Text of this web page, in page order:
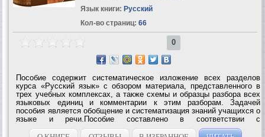
Язык книги: Русский
Кол-во страниц: 66
0
Пособие содержит систематическое изложение всех разделов
курса «Русский язык» с обзором материала, представленного в
трех учебных комплексах, а также схемы и образцы разбора всех
языковых единиц и комментарии к этим разборам. Задачей
пособия является обобщение и систематизация знаний учащихся о
языке и речи.Пособие составлено в соответствии с
теоретическими установками, принятыми в довузовской